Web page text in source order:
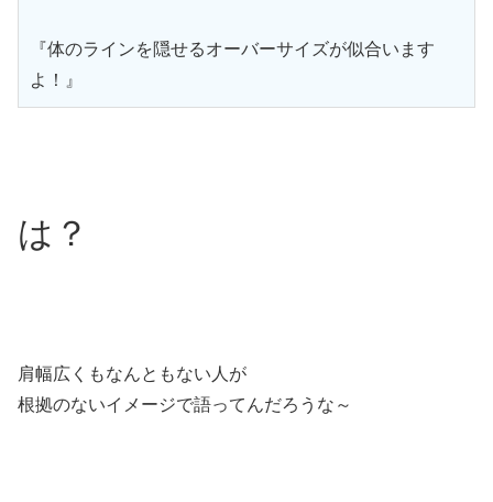
『体のラインを隠せるオーバーサイズが似合います
よ！』
は？
肩幅広くもなんともない人が
根拠のないイメージで語ってんだろうな～